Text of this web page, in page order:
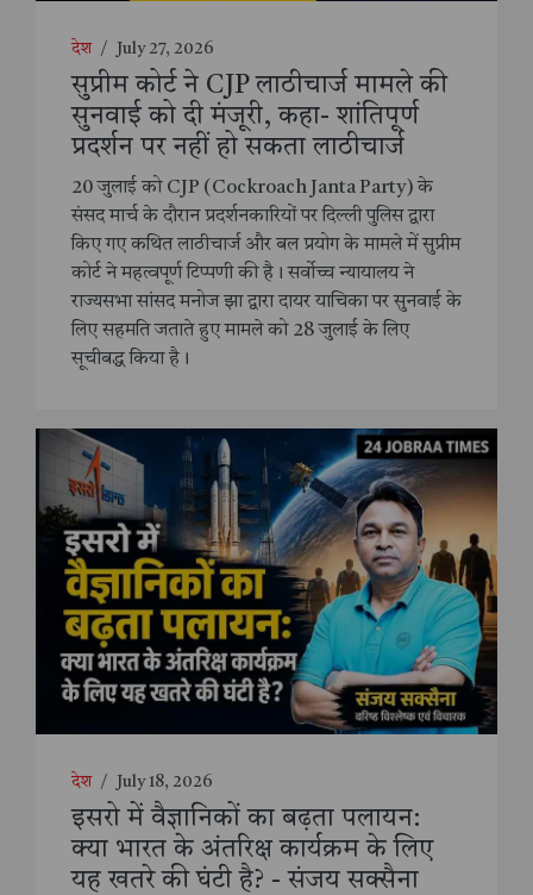
देश / July 27, 2026
सुप्रीम कोर्ट ने CJP लाठीचार्ज मामले की
सुनवाई को दी मंजूरी, कहा- शांतिपूर्ण
प्रदर्शन पर नहीं हो सकता लाठीचार्ज
20 जुलाई को CJP (Cockroach Janta Party) के
संसद मार्च के दौरान प्रदर्शनकारियों पर दिल्ली पुलिस द्वारा
किए गए कथित लाठीचार्ज और बल प्रयोग के मामले में सुप्रीम
कोर्ट ने महत्वपूर्ण टिप्पणी की है। सर्वोच्च न्यायालय ने
राज्यसभा सांसद मनोज झा द्वारा दायर याचिका पर सुनवाई के
लिए सहमति जताते हुए मामले को 28 जुलाई के लिए
सूचीबद्ध किया है।
देश / July 18, 2026
इसरो में वैज्ञानिकों का बढ़ता पलायन:
क्या भारत के अंतरिक्ष कार्यक्रम के लिए
यह खतरे की घंटी है? - संजय सक्सैना